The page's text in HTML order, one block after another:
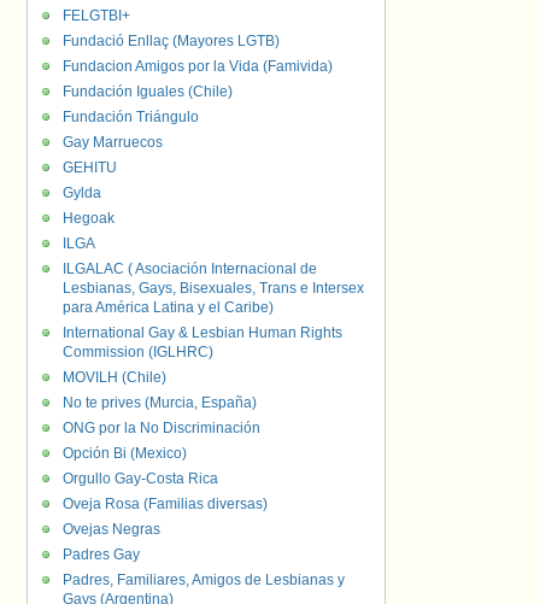
FELGTBI+
Fundació Enllaç (Mayores LGTB)
Fundacion Amigos por la Vida (Famivida)
Fundación Iguales (Chile)
Fundación Triángulo
Gay Marruecos
GEHITU
Gylda
Hegoak
ILGA
ILGALAC ( Asociación Internacional de
Lesbianas, Gays, Bisexuales, Trans e Intersex
para América Latina y el Caribe)
International Gay & Lesbian Human Rights
Commission (IGLHRC)
MOVILH (Chile)
No te prives (Murcia, España)
ONG por la No Discriminación
Opción Bi (Mexico)
Orgullo Gay-Costa Rica
Oveja Rosa (Familias diversas)
Ovejas Negras
Padres Gay
Padres, Familiares, Amigos de Lesbianas y
Gays (Argentina)